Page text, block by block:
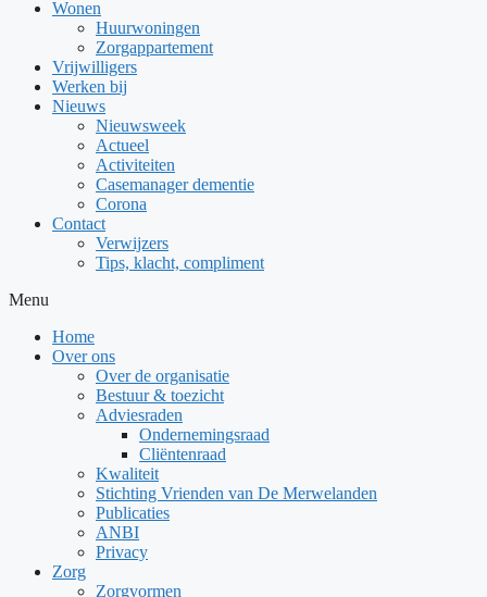
Wonen
Huurwoningen
Zorgappartement
Vrijwilligers
Werken bij
Nieuws
Nieuwsweek
Actueel
Activiteiten
Casemanager dementie
Corona
Contact
Verwijzers
Tips, klacht, compliment
Menu
Home
Over ons
Over de organisatie
Bestuur & toezicht
Adviesraden
Ondernemingsraad
Cliëntenraad
Kwaliteit
Stichting Vrienden van De Merwelanden
Publicaties
ANBI
Privacy
Zorg
Zorgvormen